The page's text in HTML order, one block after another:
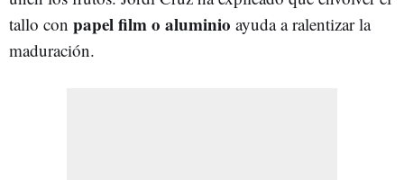
tallo con papel film o aluminio ayuda a ralentizar la
maduración.